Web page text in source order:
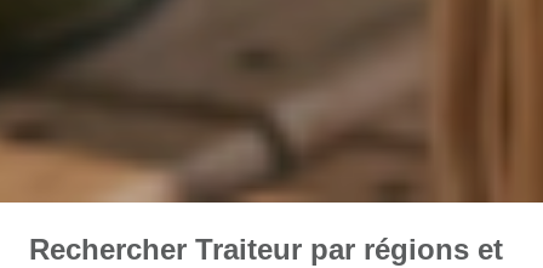
Rechercher Traiteur par régions et